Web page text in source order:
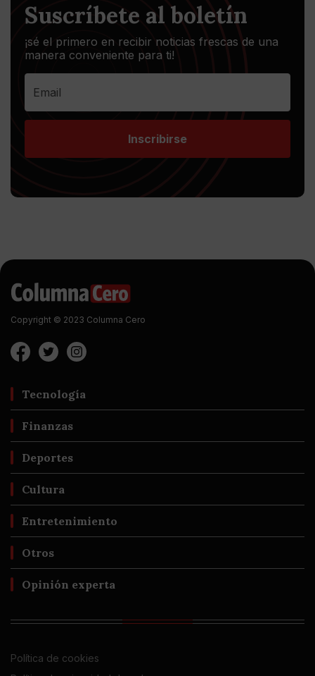
Suscríbete al boletín
¡sé el primero en recibir noticias frescas de una
manera conveniente para ti!
Inscribirse
Copyright © 2023 Columna Cero
Tecnología
Finanzas
Deportes
Cultura
Entretenimiento
Otros
Opinión experta
Política de cookies